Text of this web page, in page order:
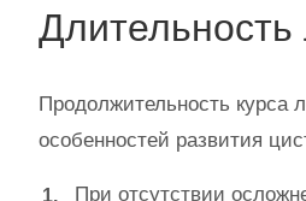
Длительность
Продолжительность курса
особенностей развития
При отсутствии